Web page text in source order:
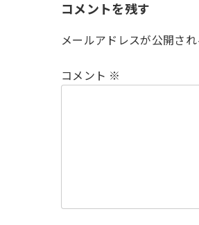
コメントを残す
メールアドレスが公開さ
コメント ※